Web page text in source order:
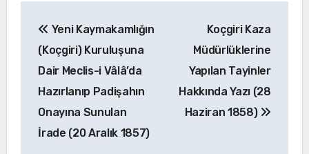
gezinmesi
Yeni Kaymakamlığın
(Koçgiri) Kuruluşuna
Dair Meclis-i Vâlâ’da
Hazırlanıp Padişahın
Onayına Sunulan
İrade (20 Aralık 1857)
Koçgiri Kaza
Müdürlüklerine
Yapılan Tayinler
Hakkında Yazı (28
Haziran 1858)